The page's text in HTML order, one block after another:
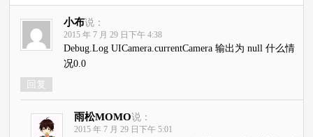
小布说：
2015 年 7 月 29 日下午 4:38
Debug.Log UICamera.currentCamera 输出为 null 什么情
况0.0
回复
雨松MOMO说：
2015 年 7 月 29 日下午 5:01